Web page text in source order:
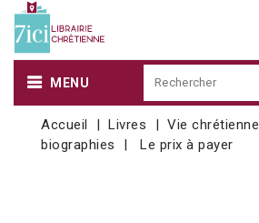
MENU
Accueil Livres Vie chrétienne
biographies
Le prix à payer